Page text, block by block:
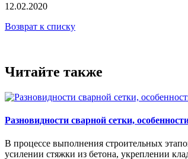
12.02.2020
Возврат к списку
Читайте также
Разновидности сварной сетки,
В процессе выполнения строительных
усилении стяжки из бетона, укреплении